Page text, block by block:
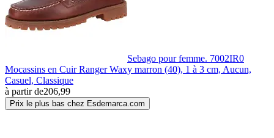
Sebago pour femme. 7002IR0
Mocassins en Cuir Ranger Waxy marron (40), 1 à 3 cm, Aucun,
Casuel, Classique
à partir de206,99
Prix le plus bas chez Esdemarca.com